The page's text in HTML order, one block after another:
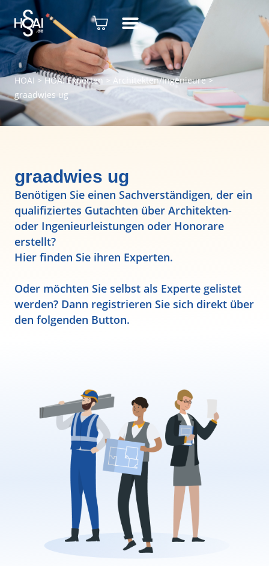
HOAI > HOAI Experten> Architekten/Ingenieure>
graadwies ug
graadwies ug
Benötigen Sie einen Sachverständigen, der ein
qualifiziertes Gutachten über Architekten-
oder Ingenieurleistungen oder Honorare
erstellt?
Hier finden Sie ihren Experten.
Oder möchten Sie selbst als Experte gelistet
werden? Dann registrieren Sie sich direkt über
den folgenden Button.